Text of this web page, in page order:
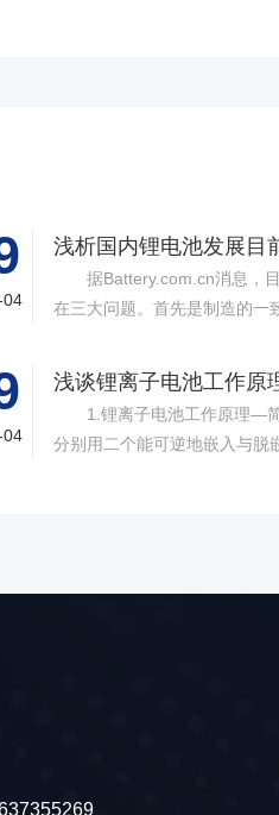
04
浅析国内锂电池发展目
据Battery.com.cn消息，目
在三大问题。首先是制造的一
工艺参差不齐，制造标准还达
用的锂电池都是串联或并联在
决不好，那么所生产的锂电池
动汽车。 其次是知识产权问
材料认证环节上目前还存在
国目前在锂电隔膜产业方面也
如此，我们仍然有很长的路要
相信我国锂电池研究工作的前
04
浅谈锂离子电池工作原
1.锂离子电池工作原理—
分别用二个能可逆地嵌入与脱
中锂永远以锂离子的形态出现
蓄电池的替代产品，电池的主
质、隔膜以及外壳。 正极
离子电池阴极。 负极----材
近锂电位的可嵌入锂化合物，